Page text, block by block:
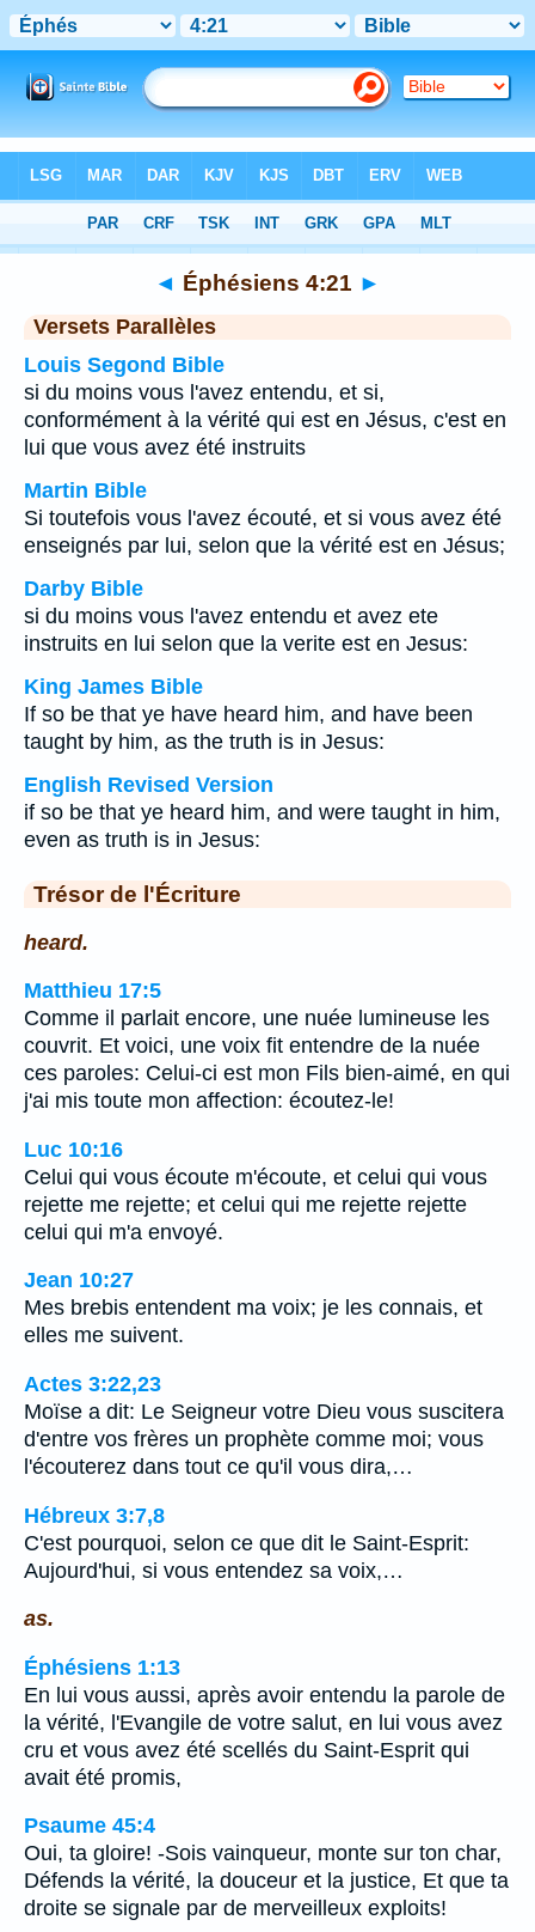
Chapitre 4 > Verset 21
◄ Éphésiens 4:21 ►
Versets Parallèles
Louis Segond Bible
si du moins vous l'avez entendu, et si,
conformément à la vérité qui est en Jésus, c'est en
lui que vous avez été instruits
Martin Bible
Si toutefois vous l'avez écouté, et si vous avez été
enseignés par lui, selon que la vérité est en Jésus;
Darby Bible
si du moins vous l'avez entendu et avez ete
instruits en lui selon que la verite est en Jesus:
King James Bible
If so be that ye have heard him, and have been
taught by him, as the truth is in Jesus:
English Revised Version
if so be that ye heard him, and were taught in him,
even as truth is in Jesus:
Trésor de l'Écriture
heard.
Matthieu 17:5
Comme il parlait encore, une nuée lumineuse les
couvrit. Et voici, une voix fit entendre de la nuée
ces paroles: Celui-ci est mon Fils bien-aimé, en qui
j'ai mis toute mon affection: écoutez-le!
Luc 10:16
Celui qui vous écoute m'écoute, et celui qui vous
rejette me rejette; et celui qui me rejette rejette
celui qui m'a envoyé.
Jean 10:27
Mes brebis entendent ma voix; je les connais, et
elles me suivent.
Actes 3:22,23
Moïse a dit: Le Seigneur votre Dieu vous suscitera
d'entre vos frères un prophète comme moi; vous
l'écouterez dans tout ce qu'il vous dira,…
Hébreux 3:7,8
C'est pourquoi, selon ce que dit le Saint-Esprit:
Aujourd'hui, si vous entendez sa voix,…
as.
Éphésiens 1:13
En lui vous aussi, après avoir entendu la parole de
la vérité, l'Evangile de votre salut, en lui vous avez
cru et vous avez été scellés du Saint-Esprit qui
avait été promis,
Psaume 45:4
Oui, ta gloire! -Sois vainqueur, monte sur ton char,
Défends la vérité, la douceur et la justice, Et que ta
droite se signale par de merveilleux exploits!